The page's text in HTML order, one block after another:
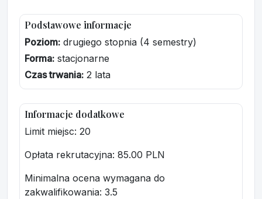
Podstawowe informacje
Poziom: drugiego stopnia (4 semestry)
Forma: stacjonarne
Czas trwania: 2 lata
Informacje dodatkowe
Limit miejsc: 20
Opłata rekrutacyjna: 85.00 PLN
Minimalna ocena wymagana do
zakwalifikowania: 3.5